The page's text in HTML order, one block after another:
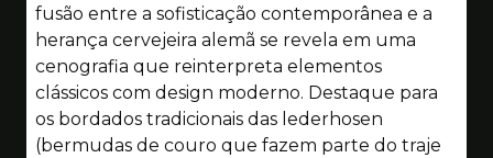
fusão entre a sofisticação contemporânea e a
herança cervejeira alemã se revela em uma
cenografia que reinterpreta elementos
clássicos com design moderno. Destaque para
os bordados tradicionais das lederhosen
(bermudas de couro que fazem parte do traje